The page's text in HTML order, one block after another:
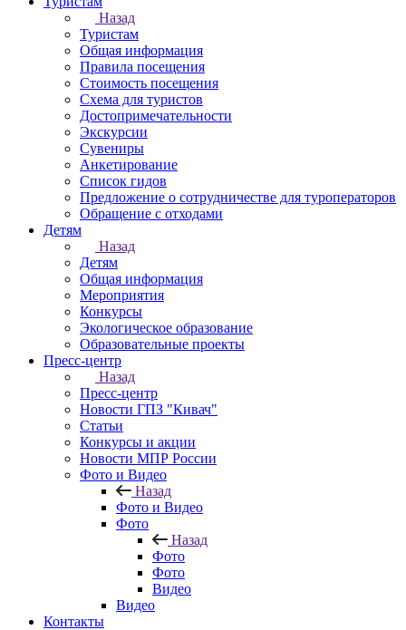
Назад
Туристам
Общая информация
Правила посещения
Стоимость посещения
Схема для туристов
Достопримечательности
Экскурсии
Сувениры
Анкетирование
Список гидов
Предложение о сотрудничестве для туроператоров
Обращение с отходами
Детям
Назад
Детям
Общая информация
Мероприятия
Конкурсы
Экологическое образование
Образовательные проекты
Пресс-центр
Назад
Пресс-центр
Новости ГПЗ "Кивач"
Статьи
Конкурсы и акции
Новости МПР России
Фото и Видео
Назад
Фото и Видео
Фото
Назад
Фото
Фото
Видео
Видео
Контакты